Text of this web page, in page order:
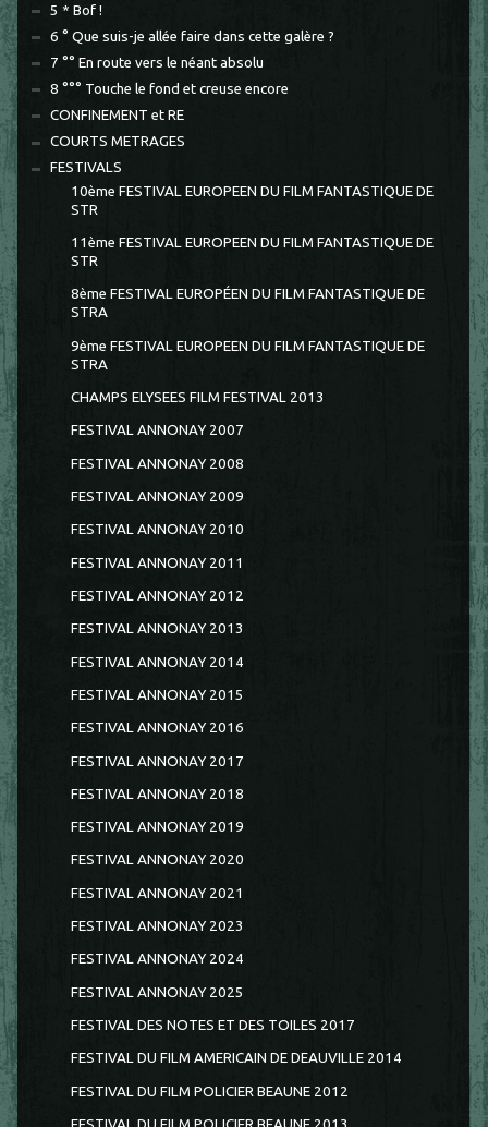
5 * Bof !
6 ° Que suis-je allée faire dans cette galère ?
7 °° En route vers le néant absolu
8 °°° Touche le fond et creuse encore
CONFINEMENT et RE
COURTS METRAGES
FESTIVALS
10ème FESTIVAL EUROPEEN DU FILM FANTASTIQUE DE
STR
11ème FESTIVAL EUROPEEN DU FILM FANTASTIQUE DE
STR
8ème FESTIVAL EUROPÉEN DU FILM FANTASTIQUE DE
STRA
9ème FESTIVAL EUROPEEN DU FILM FANTASTIQUE DE
STRA
CHAMPS ELYSEES FILM FESTIVAL 2013
FESTIVAL ANNONAY 2007
FESTIVAL ANNONAY 2008
FESTIVAL ANNONAY 2009
FESTIVAL ANNONAY 2010
FESTIVAL ANNONAY 2011
FESTIVAL ANNONAY 2012
FESTIVAL ANNONAY 2013
FESTIVAL ANNONAY 2014
FESTIVAL ANNONAY 2015
FESTIVAL ANNONAY 2016
FESTIVAL ANNONAY 2017
FESTIVAL ANNONAY 2018
FESTIVAL ANNONAY 2019
FESTIVAL ANNONAY 2020
FESTIVAL ANNONAY 2021
FESTIVAL ANNONAY 2023
FESTIVAL ANNONAY 2024
FESTIVAL ANNONAY 2025
FESTIVAL DES NOTES ET DES TOILES 2017
FESTIVAL DU FILM AMERICAIN DE DEAUVILLE 2014
FESTIVAL DU FILM POLICIER BEAUNE 2012